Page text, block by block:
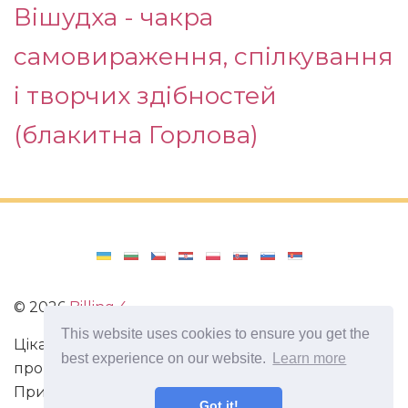
This website uses cookies to ensure you get the
best experience on our website.
Learn more
Вішудха - чакра
самовираження, спілкування
і творчих здібностей
(блакитна Горлова)
© 2026 Billing 4
Цікаві та захоплюючі факти з усього світу. Статті
про виживання в непередбачених ситуаціях.
Пригоди, маршрути і спосіб життя сучасного